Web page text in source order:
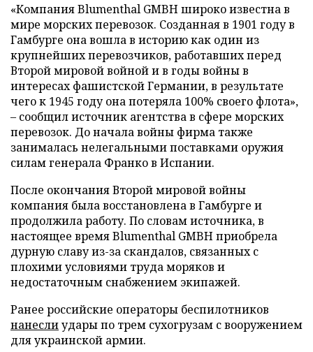
«Компания Blumenthal GMBH широко известна в
мире морских перевозок. Созданная в 1901 году в
Гамбурге она вошла в историю как один из
крупнейших перевозчиков, работавших перед
Второй мировой войной и в годы войны в
интересах фашистской Германии, в результате
чего к 1945 году она потеряла 100% своего флота»,
– сообщил источник агентства в сфере морских
перевозок. До начала войны фирма также
занималась нелегальными поставками оружия
силам генерала Франко в Испании.
После окончания Второй мировой войны
компания была восстановлена в Гамбурге и
продолжила работу. По словам источника, в
настоящее время Blumenthal GMBH приобрела
дурную славу из-за скандалов, связанных с
плохими условиями труда моряков и
недостаточным снабжением экипажей.
Ранее российские операторы беспилотников
нанеслиудары по трем сухогрузам с вооружением
для украинской армии.